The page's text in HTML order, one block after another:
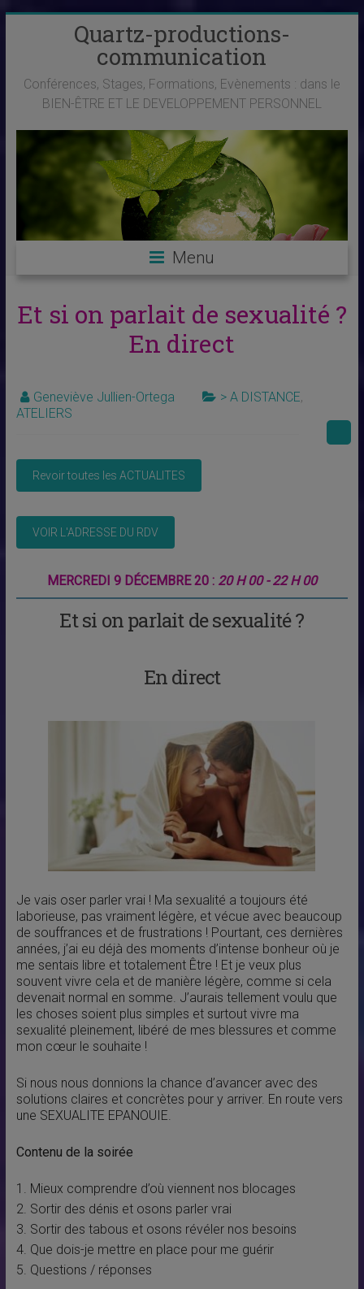
Quartz-productions-
communication
Conférences, Stages, Formations, Evènements : dans le
BIEN-ÊTRE ET LE DEVELOPPEMENT PERSONNEL
Menu
Et si on parlait de sexualité ?
En direct
Geneviève Jullien-Ortega > A DISTANCE,
ATELIERS
MERCREDI 9 DÉCEMBRE 20 : 20 H 00 - 22 H 00
Et si on parlait de sexualité ?
En direct
Je vais oser parler vrai ! Ma sexualité a toujours été
laborieuse, pas vraiment légère, et vécue avec beaucoup
de souffrances et de frustrations ! Pourtant, ces dernières
années, j’ai eu déjà des moments d’intense bonheur où je
me sentais libre et totalement Être ! Et je veux plus
souvent vivre cela et de manière légère, comme si cela
devenait normal en somme. J’aurais tellement voulu que
les choses soient plus simples et surtout vivre ma
sexualité pleinement, libéré de mes blessures et comme
mon cœur le souhaite !
Si nous nous donnions la chance d’avancer avec des
solutions claires et concrètes pour y arriver. En route vers
une SEXUALITE EPANOUIE.
Contenu de la soirée
Mieux comprendre d’où viennent nos blocages
Sortir des dénis et osons parler vrai
Sortir des tabous et osons révéler nos besoins
Que dois-je mettre en place pour me guérir
Questions / réponses